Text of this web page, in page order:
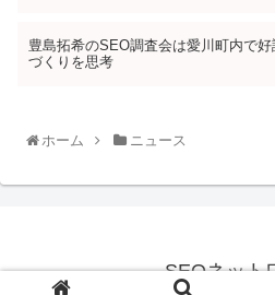
豊島拓希のSEO調査会は愛川町内で
づくりを思考
ホーム ニュース
SEOネット